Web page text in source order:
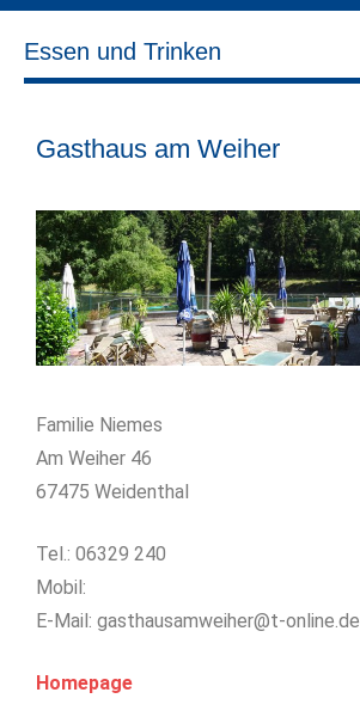
Essen und Trinken
Gasthaus am Weiher
Familie Niemes
Am Weiher 46
67475 Weidenthal
Tel.: 06329 240
Mobil:
E-Mail: gasthausamweiher@t-online.de
Homepage